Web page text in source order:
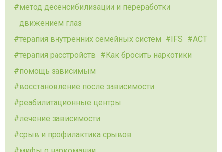
метод десенсибилизации и переработки
движением глаз
терапия внутренних семейных систем
IFS
ACT
терапия расстройств
Как бросить наркотики
помощь зависимым
восстановление после зависимости
реабилитационные центры
лечение зависимости
срыв и профилактика срывов